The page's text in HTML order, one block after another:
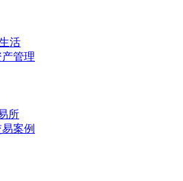
活
管理
所
案例